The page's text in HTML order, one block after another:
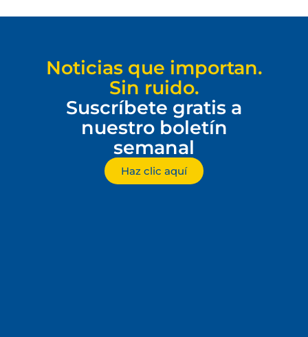
Noticias que importan.
Sin ruido.
Suscríbete gratis a
nuestro boletín
semanal
Haz clic aquí